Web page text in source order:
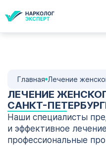
Главная Лечение
ЛЕЧЕНИЕ
САНКТ-
Наши специалисты
и эффективное
профессиональные